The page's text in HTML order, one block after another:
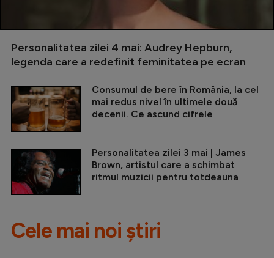
Personalitatea zilei 4 mai: Audrey Hepburn,
legenda care a redefinit feminitatea pe ecran
Consumul de bere în România, la cel
mai redus nivel în ultimele două
decenii. Ce ascund cifrele
Personalitatea zilei 3 mai | James
Brown, artistul care a schimbat
ritmul muzicii pentru totdeauna
Cele mai noi știri